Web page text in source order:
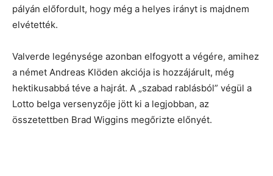
pályán előfordult, hogy még a helyes irányt is majdnem
elvétették.
Valverde legénysége azonban elfogyott a végére, amihez
a német Andreas Klöden akciója is hozzájárult, még
hektikusabbá téve a hajrát. A „szabad rablásból” végül a
Lotto belga versenyzője jött ki a legjobban, az
összetettben Brad Wiggins megőrizte előnyét.